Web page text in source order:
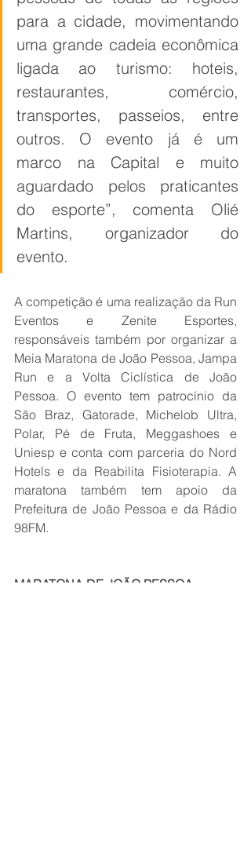
para a cidade, movimentando
uma grande cadeia econômica
ligada ao turismo: hoteis,
restaurantes, comércio,
transportes, passeios, entre
outros. O evento já é um
marco na Capital e muito
aguardado pelos praticantes
do esporte”, comenta Olié
Martins, organizador do
evento.
A competição é uma realização da Run
Eventos e Zenite Esportes,
responsáveis também por organizar a
Meia Maratona de João Pessoa, Jampa
Run e a Volta Ciclística de João
Pessoa. O evento tem patrocínio da
São Braz, Gatorade, Michelob Ultra,
Polar, Pé de Fruta, Meggashoes e
Uniesp e conta com parceria do Nord
Hotels e da Reabilita Fisioterapia. A
maratona também tem apoio da
Prefeitura de João Pessoa e da Rádio
98FM.
MARATONA DE JOÃO PESSOA